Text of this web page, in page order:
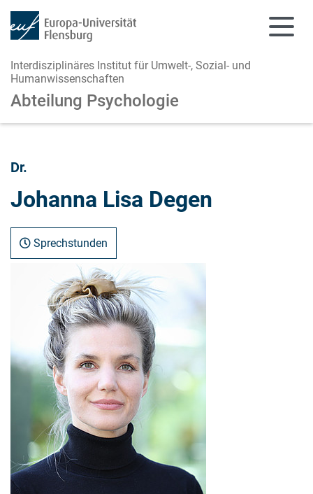
Interdisziplinäres Institut für Umwelt-, Sozial- und
Humanwissenschaften
Abteilung Psychologie
Dr.
Johanna Lisa Degen
Sprechstunden